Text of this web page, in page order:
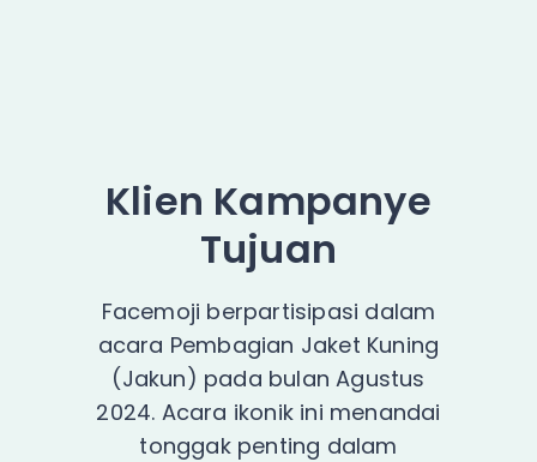
Klien Kampanye
Tujuan
Facemoji berpartisipasi dalam
acara Pembagian Jaket Kuning
(Jakun) pada bulan Agustus
2024. Acara ikonik ini menandai
tonggak penting dalam